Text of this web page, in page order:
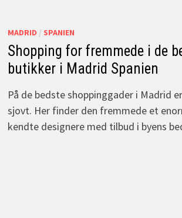
MADRID / SPANIEN
Shopping for fremmede i de
butikker i Madrid Spanien
På de bedste shoppinggader i Madrid
sjovt. Her finder den fremmede et
kendte designere med tilbud i byens